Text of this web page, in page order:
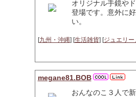
オリジナル手鏡や
登場です。意外に
い。
[九州・沖縄] [生活雑貨] [ジュエリー
megane81.BOB
おんなのこ３人で